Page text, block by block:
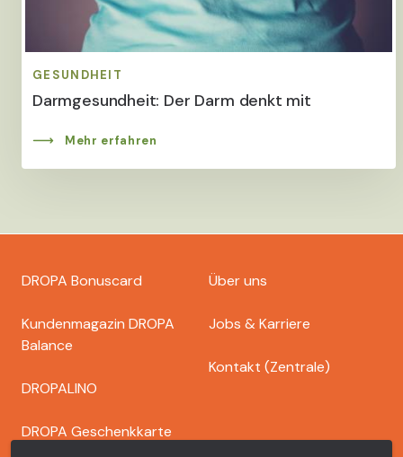
GESUNDHEIT
Darmgesundheit: Der Darm denkt mit
Mehr erfahren
Footer
dropa
DROPA Bonuscard
Kundenmagazin DROPA
Balance
DROPALINO
DROPA Geschenkkarte
Über uns
Jobs & Karriere
Kontakt (Zentrale)